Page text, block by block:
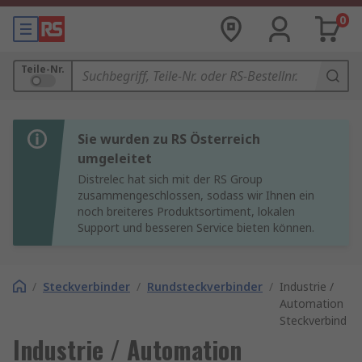
0
Teile-Nr.
Sie wurden zu RS Österreich
umgeleitet
Distrelec hat sich mit der RS Group
zusammengeschlossen, sodass wir Ihnen ein
noch breiteres Produktsortiment, lokalen
Support und besseren Service bieten können.
/ Steckverbinder / Rundsteckverbinder / Industrie /
Automation
Steckverbinder
Industrie / Automation